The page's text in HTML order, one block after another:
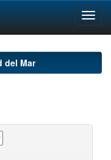
del Mar